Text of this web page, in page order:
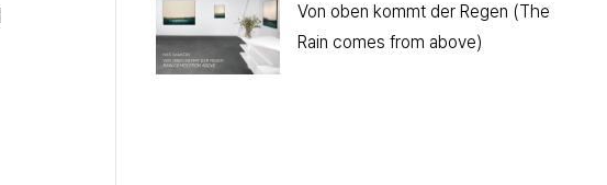
Von oben kommt der Regen (The
Rain comes from above)